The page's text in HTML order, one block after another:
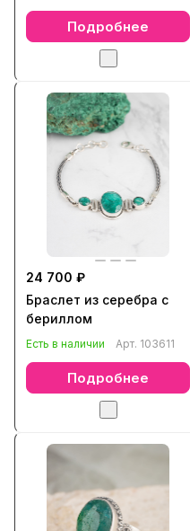
Подробнее
24 700 ₽
Браслет из серебра с
бериллом
Есть в наличии Арт. 103611
Подробнее